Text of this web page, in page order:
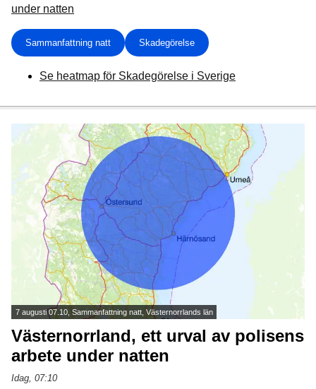
under natten
Sammanfattning natt Skadegörelse
Se heatmap för Skadegörelse i Sverige
7 augusti 07.10, Sammanfattning natt, Västernorrlands län
Västernorrland, ett urval av polisens
arbete under natten
Idag, 07:10